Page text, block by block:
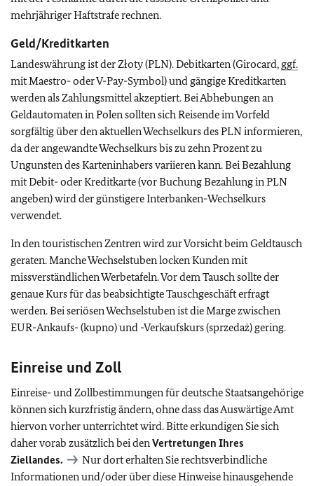
mehrjähriger Haftstrafe rechnen.
Geld/Kreditkarten
Landeswährung ist der Złoty (PLN). Debitkarten (Girocard, ggf.
mit Maestro- oder V-Pay-Symbol) und gängige Kreditkarten
werden als Zahlungsmittel akzeptiert. Bei Abhebungen an
Geldautomaten in Polen sollten sich Reisende im Vorfeld
sorgfältig über den aktuellen Wechselkurs des PLN informieren,
da der angewandte Wechselkurs bis zu zehn Prozent zu
Ungunsten des Karteninhabers variieren kann. Bei Bezahlung
mit Debit- oder Kreditkarte (vor Buchung Bezahlung in PLN
angeben) wird der günstigere Interbanken-Wechselkurs
verwendet.
In den touristischen Zentren wird zur Vorsicht beim Geldtausch
geraten. Manche Wechselstuben locken Kunden mit
missverständlichen Werbetafeln. Vor dem Tausch sollte der
genaue Kurs für das beabsichtigte Tauschgeschäft erfragt
werden. Bei seriösen Wechselstuben ist die Marge zwischen
EUR-Ankaufs- (kupno) und -Verkaufskurs (sprzedaż) gering.
Einreise und Zoll
Einreise- und Zollbestimmungen für deutsche Staatsangehörige
können sich kurzfristig ändern, ohne dass das Auswärtige Amt
hiervon vorher unterrichtet wird. Bitte erkundigen Sie sich
daher vorab zusätzlich bei denVertretungen Ihres
Ziellandes.
Nur dort erhalten Sie rechtsverbindliche
Informationen und/oder über diese Hinweise hinausgehende